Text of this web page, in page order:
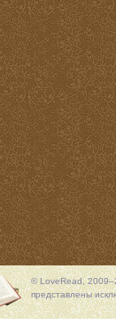
© LoveRead,
представлены